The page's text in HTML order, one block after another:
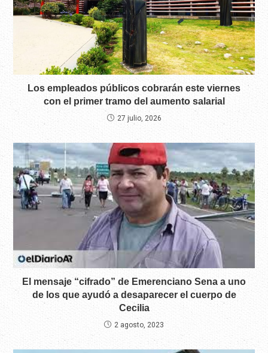
Los empleados públicos cobrarán este viernes
con el primer tramo del aumento salarial
27 julio, 2026
El mensaje “cifrado” de Emerenciano Sena a uno
de los que ayudó a desaparecer el cuerpo de
Cecilia
2 agosto, 2023